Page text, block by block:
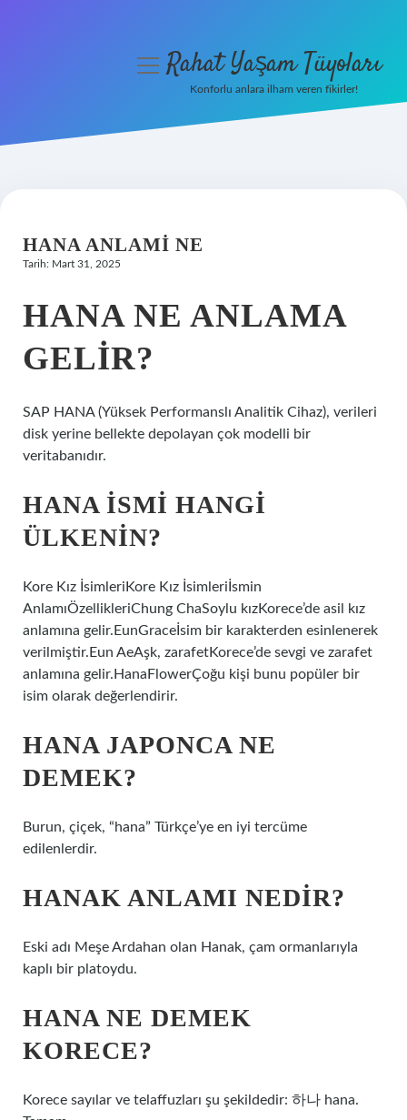
Hakkımızda
menüyüRahat Yaşam Tüyoları
Konforlu anlara ilham veren fikirler!
HANA ANLAMI NE
Tarih: Mart 31, 2025
HANA NE ANLAMA
GELIR?
SAP HANA (Yüksek Performanslı Analitik Cihaz), verileri
disk yerine bellekte depolayan çok modelli bir
veritabanıdır.
HANA ISMI HANGI
ÜLKENIN?
Kore Kız İsimleriKore Kız İsimleriİsmin
AnlamıÖzellikleriChung ChaSoylu kızKorece’de asil kız
anlamına gelir.EunGraceİsim bir karakterden esinlenerek
verilmiştir.Eun AeAşk, zarafetKorece’de sevgi ve zarafet
anlamına gelir.HanaFlowerÇoğu kişi bunu popüler bir
isim olarak değerlendirir.
HANA JAPONCA NE
DEMEK?
Burun, çiçek, “hana” Türkçe’ye en iyi tercüme
edilenlerdir.
HANAK ANLAMI NEDIR?
Eski adı Meşe Ardahan olan Hanak, çam ormanlarıyla
kaplı bir platoydu.
HANA NE DEMEK
KORECE?
Korece sayılar ve telaffuzları şu şekildedir: 하나 hana.